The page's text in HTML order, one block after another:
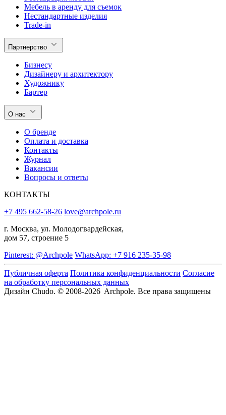
Мебель в аренду для съемок
Нестандартные изделия
Trade-in
Партнерство
Бизнесу
Дизайнеру и архитектору
Художнику
Бартер
О нас
О бренде
Оплата и доставка
Контакты
Журнал
Вакансии
Вопросы и ответы
КОНТАКТЫ
+7 495 662-58-26 love@archpole.ru
г. Москва, ул. Молодогвардейская,
дом 57, строение 5
Pinterest: @Archpole WhatsApp: +7 916 235-35-98
Публичная оферта Политика конфиденциальности Согласие
на обработку персональных данных
Дизайн Chudo. © 2008-2026 Archpole. Все права защищены